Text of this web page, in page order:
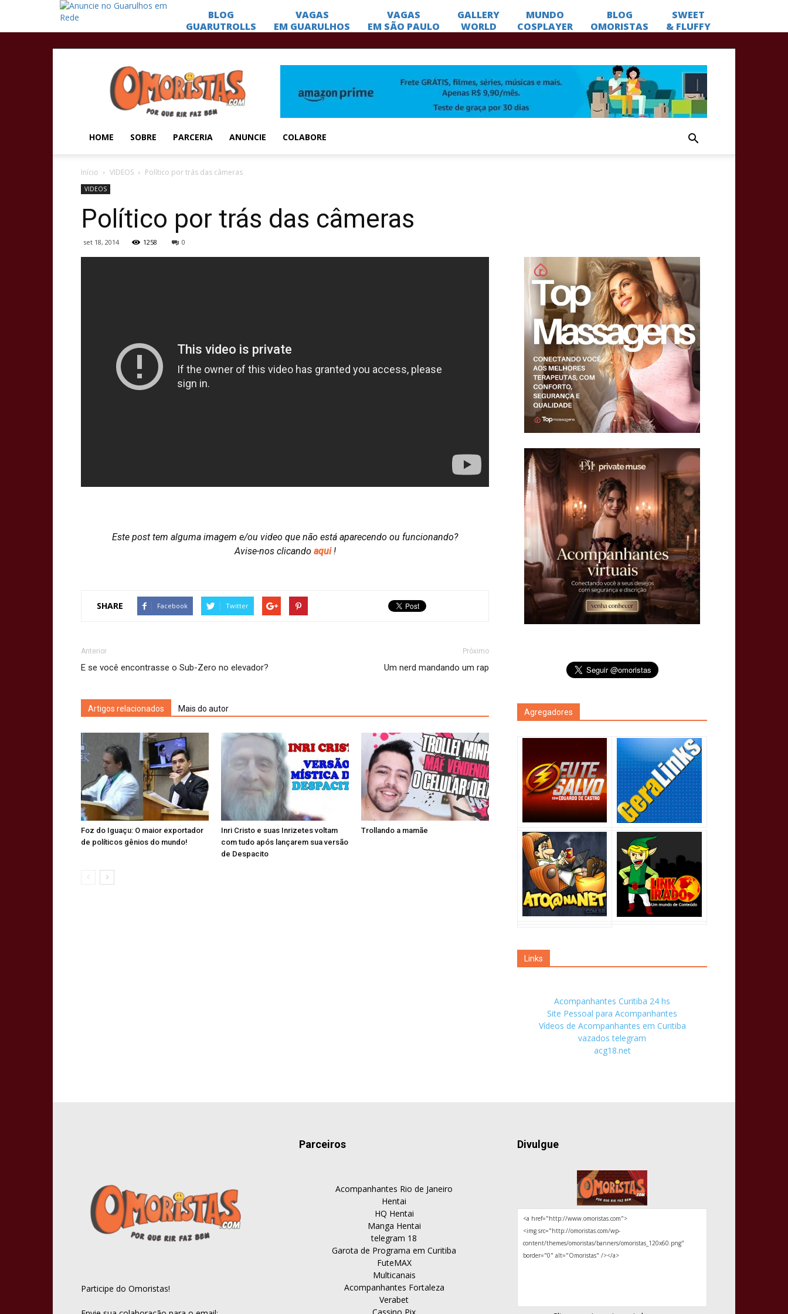
Omoristas
HOME SOBRE PARCERIA ANUNCIE COLABORE
Início VIDEOS Político por trás das câmeras
VIDEOS
Político por trás das câmeras
set 18, 2014 1258 0
Este post tem alguma imagem e/ou video que não está aparecendo ou funcionando?
Avise-nos clicando aqui !
SHARE Facebook Twitter
Anterior
E se você encontrasse o Sub-Zero no elevador?
Próximo
Um nerd mandando um rap
Artigos relacionados Mais do autor
Foz do Iguaçu: O maior exportador
de políticos gênios do mundo!
Inri Cristo e suas Inrizetes voltam
com tudo após lançarem sua versão
de Despacito
Trollando a mamãe
Agregadores
Links
Acompanhantes Curitiba 24 hs
Site Pessoal para Acompanhantes
Vídeos de Acompanhantes em Curitiba
vazados telegram
acg18.net
Participe do Omoristas!
Parceiros
Acompanhantes Rio de Janeiro
Hentai
HQ Hentai
Manga Hentai
telegram 18
Garota de Programa em Curitiba
FuteMAX
Multicanais
Acompanhantes Fortaleza
Verabet
Divulgue